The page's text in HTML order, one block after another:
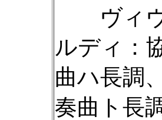
ヴィ
ルディ：
曲ハ長調
奏曲ト長